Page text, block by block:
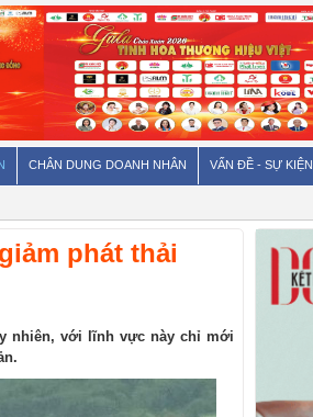
CHÂN DUNG DOANH NHÂN VẤN ĐỀ - SỰ KIỆN
phát thải
nhiên, với lĩnh vực này chỉ mới